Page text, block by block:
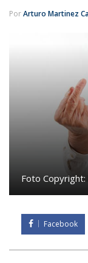
PorArturo Martinez
Foto Copyright:
Facebook